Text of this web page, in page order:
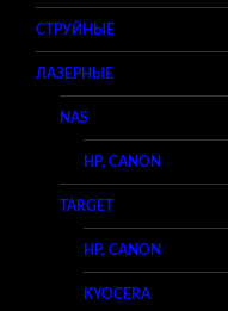
СТРУЙНЫЕ
ЛАЗЕРНЫЕ
NAS
HP, CANON
TARGET
HP, CANON
KYOCERA